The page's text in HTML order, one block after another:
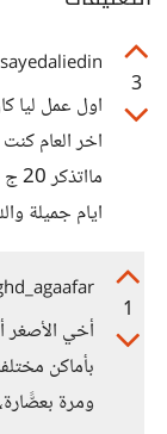
3
اخر العام
ايام جميلة
1
أخي
بأماكن
ومرة